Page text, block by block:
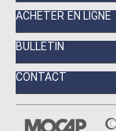
ACHETER EN LIGNE
BULLETIN
CONTACT